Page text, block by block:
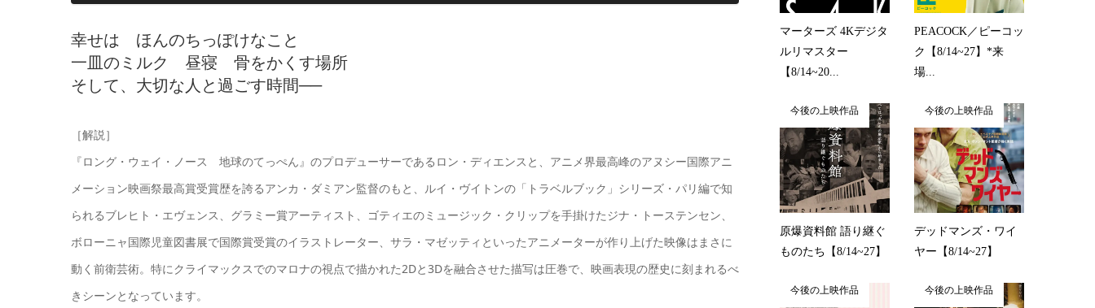
幸せは ほんのちっぽけなこと
一皿のミルク 昼寝 骨をかくす場所
そして、大切な人と過ごす時間──
［解説］
『ロング・ウェイ・ノース 地球のてっぺん』のプロデューサーであるロン・ディエンスと、アニメ界最高峰のアヌシー国際アニ
メーション映画祭最高賞受賞歴を誇るアンカ・ダミアン監督のもと、ルイ・ヴイトンの「トラベルブック」シリーズ・パリ編で知
られるブレヒト・エヴェンス、グラミー賞アーティスト、ゴティエのミュージック・クリップを手掛けたジナ・トーステンセン、
ボローニャ国際児童図書展で国際賞受賞のイラストレーター、サラ・マゼッティといったアニメーターが作り上げた映像はまさに
動く前衛芸術。特にクライマックスでのマロナの視点で描かれた2Dと3Dを融合させた描写は圧巻で、映画表現の歴史に刻まれるべ
きシーンとなっています。
マーターズ 4Kデジタ
ルリマスター
【8/14~20...
PEACOCK／ピーコッ
ク【8/14~27】*来
場...
今後の上映作品
原爆資料館 語り継ぐ
ものたち【8/14~27】
今後の上映作品
デッドマンズ・ワイ
ヤー【8/14~27】
今後の上映作品 今後の上映作品